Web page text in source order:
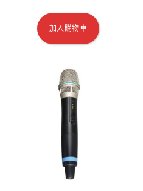
加入購物車